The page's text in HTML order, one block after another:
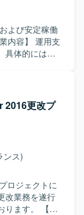
る仮想基盤や
DHCP/フ
環境となって
な領域で、
に関わること
各種ミドルウ
アとしてのス
す。
よび安定稼働
具体的には、
作業計画に
求める
つ丁寧に対応
ち着いて状
コミュニケ
を歓迎いた
、ストレー
験を広く積む
などを通じ
ていただけま
2016更改プ
ンス)
ロジェクトに
改業務を遂行
す。 【作